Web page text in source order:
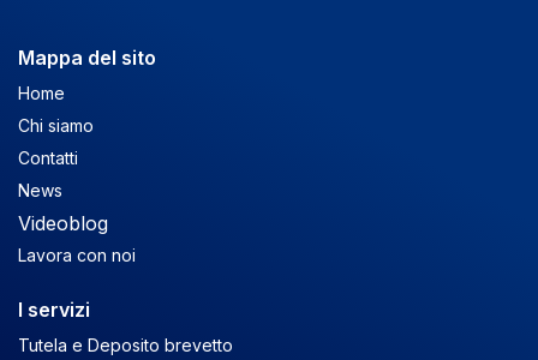
Mappa del sito
Home
Chi siamo
Contatti
News
Videoblog
Lavora con noi
I servizi
Tutela e Deposito brevetto